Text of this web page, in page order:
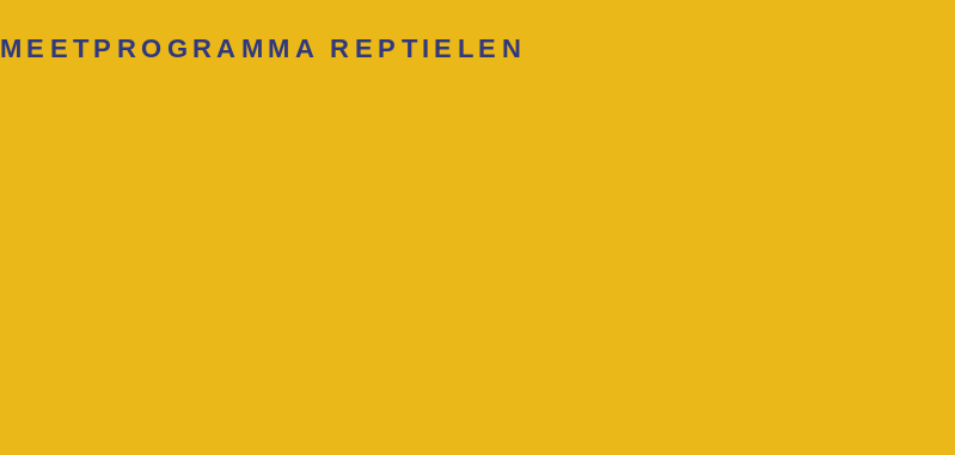
MEETPROGRAMMA REPTIELEN